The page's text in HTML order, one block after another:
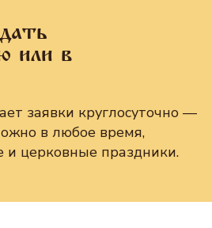
или в
заявки круглосуточно —
в любое время,
церковные праздники.